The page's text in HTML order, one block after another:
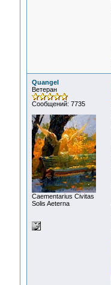
Quangel
Ветеран
Сообщений: 7735
Сaementarius Civitas
Solis Aeterna